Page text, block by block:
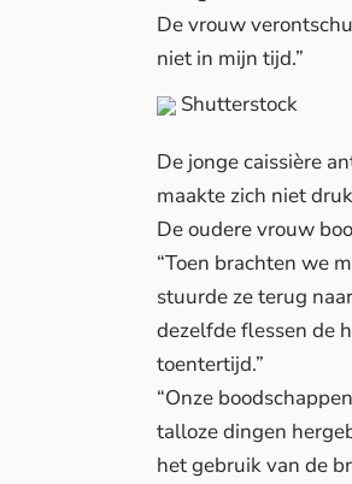
De vrouw
niet in mijn tijd.”
Shutterstock
De jonge caissière
maakte zich niet
De oudere vrouw
“Toen brachten we
stuurde ze terug
dezelfde flessen de
toentertijd.”
“Onze
talloze dingen
het gebruik van de